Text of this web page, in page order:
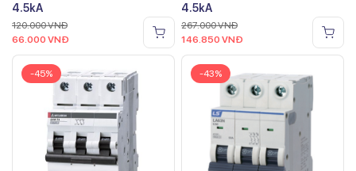
4.5kA
120.000VNĐ
66.000 VNĐ
4.5kA
267.000VNĐ
146.850 VNĐ
-45% -43%